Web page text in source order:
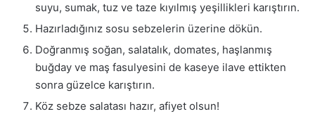
suyu, sumak, tuz ve taze kıyılmış yeşillikleri karıştırın.
Hazırladığınız sosu sebzelerin üzerine dökün.
Doğranmış soğan, salatalık, domates, haşlanmış
buğday ve maş fasulyesini de kaseye ilave ettikten
sonra güzelce karıştırın.
Köz sebze salatası hazır, afiyet olsun!